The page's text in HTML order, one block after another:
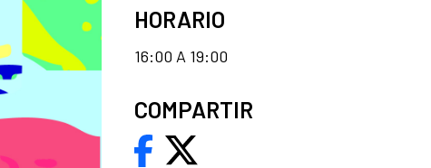
HORARIO
16:00 A 19:00
COMPARTIR